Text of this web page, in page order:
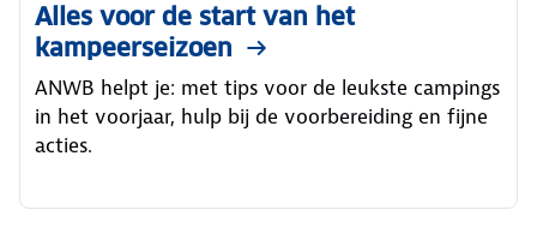
Alles voor de start van het
kampeerseizoen
ANWB helpt je: met tips voor de leukste campings
in het voorjaar, hulp bij de voorbereiding en fijne
acties.